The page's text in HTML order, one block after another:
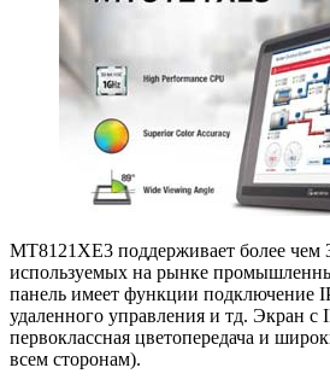
MT8121XE3 поддерживает более чем
используемых на рынке
панель имеет функции подключение
удаленного управления и тд. Экран с
первоклассная цветопередача и
всем сторонам).